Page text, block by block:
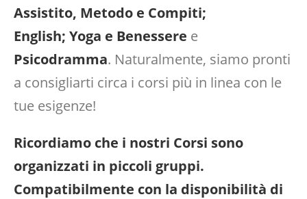
Assistito, Metodo e Compiti;
English; Yoga e Benessere e
Psicodramma. Naturalmente, siamo pronti
a consigliarti circa i corsi più in linea con le
tue esigenze!
Ricordiamo che i nostri Corsi sono
organizzati in piccoli gruppi.
Compatibilmente con la disponibilità di